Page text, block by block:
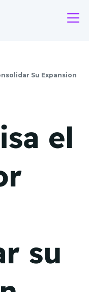
Su Expansion
el
su